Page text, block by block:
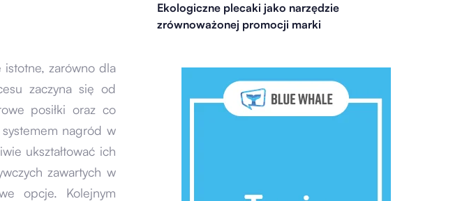
zarówno dla
zaczyna się od
posiłki oraz co
nagród w
ukształtować ich
zawartych w
opcje. Kolejnym
Ekologiczne plecaki jako narzędzie
zrównoważonej promocji marki